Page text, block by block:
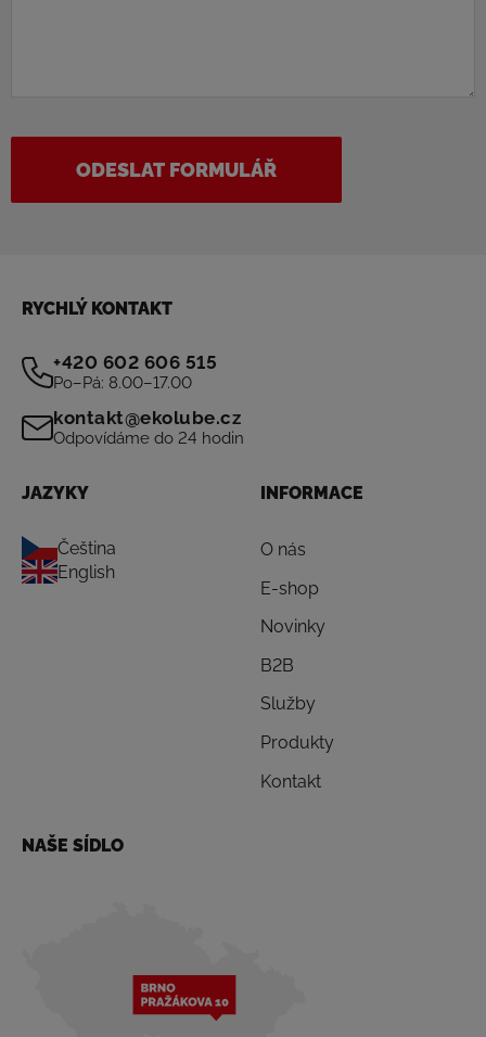
ODESLAT FORMULÁŘ
RYCHLÝ KONTAKT
+420 602 606 515
Po–Pá: 8.00–17.00
kontakt@ekolube.cz
Odpovídáme do 24 hodin
JAZYKY
Čeština
English
INFORMACE
O nás
E-shop
Novinky
B2B
Služby
Produkty
Kontakt
NAŠE SÍDLO